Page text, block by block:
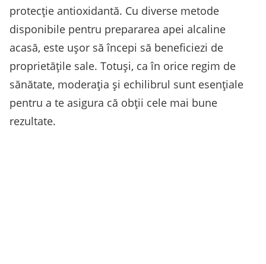
protecție antioxidantă. Cu diverse metode
disponibile pentru prepararea apei alcaline
acasă, este ușor să începi să beneficiezi de
proprietățile sale. Totuși, ca în orice regim de
sănătate, moderația și echilibrul sunt esențiale
pentru a te asigura că obții cele mai bune
rezultate.